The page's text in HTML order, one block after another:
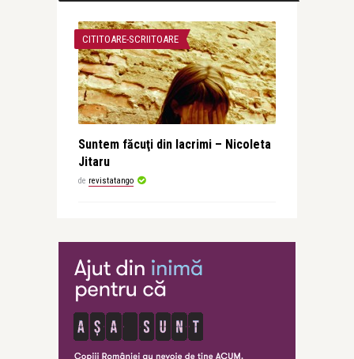
CITITOARE-SCRIITOARE
Suntem făcuţi din lacrimi – Nicoleta
Jitaru
de revistatango